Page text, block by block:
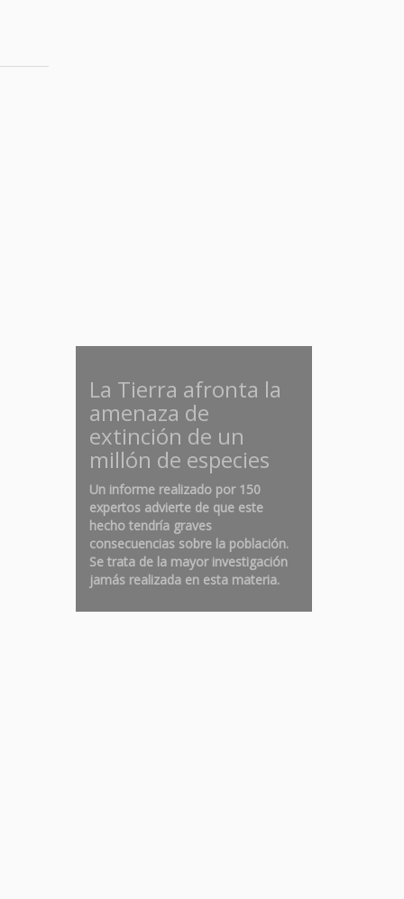
La Tierra afronta la
amenaza de
extinción de un
millón de especies
Un informe realizado por 150
expertos advierte de que este
hecho tendría graves
consecuencias sobre la población.
Se trata de la mayor investigación
jamás realizada en esta materia.